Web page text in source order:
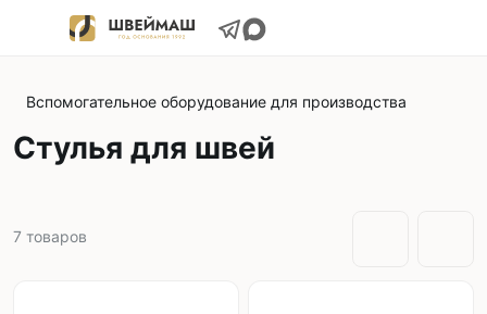
Вспомогательное оборудование для производства
Стулья для швей
7 товаров